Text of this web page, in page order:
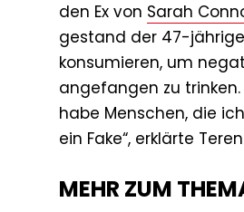
den Ex von Sarah
gestand der 47-jährige
konsumieren, um
angefangen zu
habe Menschen, die
ein Fake“, erklärte
MEHR ZUM